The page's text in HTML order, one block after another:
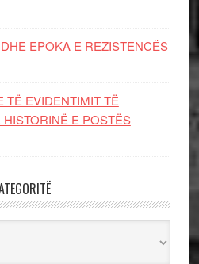
EPOKA E REZISTENCЁS
TË EVIDENTIMIT TË
E POSTËS